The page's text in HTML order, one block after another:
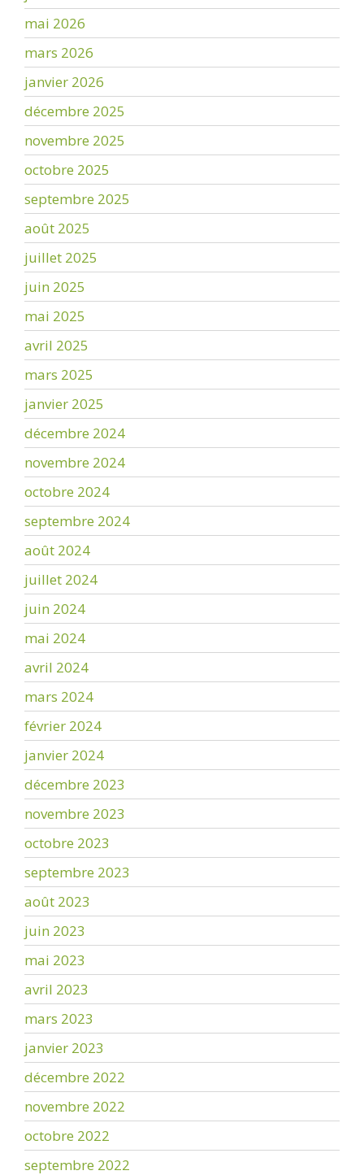
mai 2026
mars 2026
janvier 2026
décembre 2025
novembre 2025
octobre 2025
septembre 2025
août 2025
juillet 2025
juin 2025
mai 2025
avril 2025
mars 2025
janvier 2025
décembre 2024
novembre 2024
octobre 2024
septembre 2024
août 2024
juillet 2024
juin 2024
mai 2024
avril 2024
mars 2024
février 2024
janvier 2024
décembre 2023
novembre 2023
octobre 2023
septembre 2023
août 2023
juin 2023
mai 2023
avril 2023
mars 2023
janvier 2023
décembre 2022
novembre 2022
octobre 2022
septembre 2022